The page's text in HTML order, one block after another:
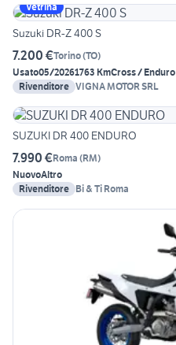
Vetrina
Suzuki DR-Z 400 S
7.200 €Torino(TO)
Usato05/20261763 KmCross / Enduro
Rivenditore VIGNA MOTOR SRL
SUZUKI DR 400 ENDURO
7.990 €Roma (RM)
NuovoAltro
Rivenditore
Bi & Ti Roma